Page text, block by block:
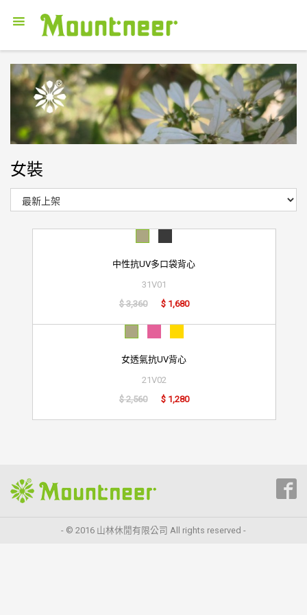
女裝
中性抗UV多口袋背心
31V01
$ 3,360
$ 1,680
女透氣抗UV背心
21V02
$ 2,560
$ 1,280
- © 2016 山林休閒有限公司 All rights reserved -